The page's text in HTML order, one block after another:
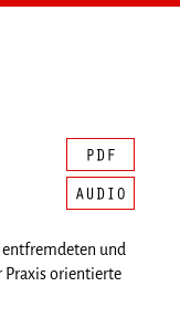
entfremdeten und
Praxis orientierte